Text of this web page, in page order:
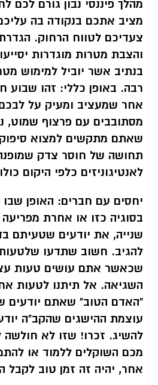
מהלך פיננסי נבון גורם לכם
מציב אתכם בנקודה בה
צעדיכם לטווח הרחוק.
והצבת מטרות מוגדרות
בנתיב אשר יוביל למימוש
רבה. באופן כללי: זהו שבוע
אחר שמעציב ומעיק על
מסתובבים עם פרצוף שמוט,
שאתם מתקשים למצוא
תחושה של חוסר צדק
לאנטיגוניזים כלפי היקום
יחסים עם חברים: האופן
בסוגיה כזו או אחרת
שנייה, את יודעים שטעיתם
להגיב. חשוב שתדעו
שכאשר אתם עושים טעות
השגיאה. אל תיתנו לטעות
"האדם הטוב" שאתם יודעים
עוצמת ההישגים שהקב"ה
להשיג. זכרו! שזו לא
מכם השוקלים ללמוד או
אחר, יהיה זה זמן טוב לקבל